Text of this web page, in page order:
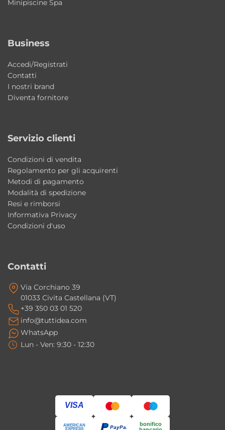
ridotti.
Il lavabo include il piano rubinetteria?
Sì, il lavabo è dotato di piano rubinetteria
integrato.
Sì, la ceramica Galassia è resistente, igienica e
Minipiscine Spa
Business
Accedi/Registrati
Contatti
I nostri brand
Diventa fornitore
Servizio clienti
Condizioni di vendita
Regolamento per gli acquirenti
Metodi di pagamento
Modalità di spedizione
Resi e rimborsi
Informativa Privacy
Condizioni d'uso
Contatti
Via Corchiano 39
01033 Civita Castellana (VT)
+39 350 03 01 520
info@tuttidea.com
WhatsApp
Lun - Ven: 9:30 - 12:30
VISA
AMERICAN
EXPRESS PayPal
bonifico